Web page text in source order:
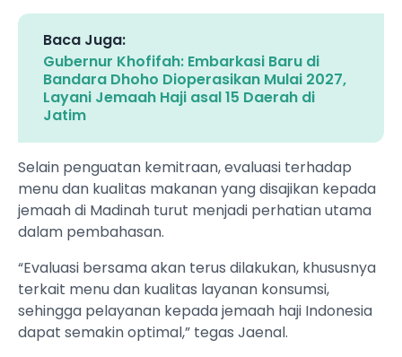
Baca Juga:
Gubernur Khofifah: Embarkasi Baru di
Bandara Dhoho Dioperasikan Mulai 2027,
Layani Jemaah Haji asal 15 Daerah di
Jatim
Selain penguatan kemitraan, evaluasi terhadap
menu dan kualitas makanan yang disajikan kepada
jemaah di Madinah turut menjadi perhatian utama
dalam pembahasan.
“Evaluasi bersama akan terus dilakukan, khususnya
terkait menu dan kualitas layanan konsumsi,
sehingga pelayanan kepada jemaah haji Indonesia
dapat semakin optimal,” tegas Jaenal.